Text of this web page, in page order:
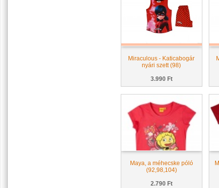
Miraculous - Katicabogár
nyári szett (98)
3.990 Ft
Maya, a méhecske póló
(92,98,104)
2.790 Ft